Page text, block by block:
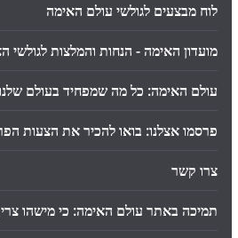
לוח מבצעים לגולשי עולם האימה
מועדון האימה - הנחות והמלצות לגולשי
עולם האימה: כל מה שמפחיד בעולם
פרסמו אצלנו: בואו להכיר את הצעות
צרו קשר
תמיכה באתר עולם האימה: כי מישהו